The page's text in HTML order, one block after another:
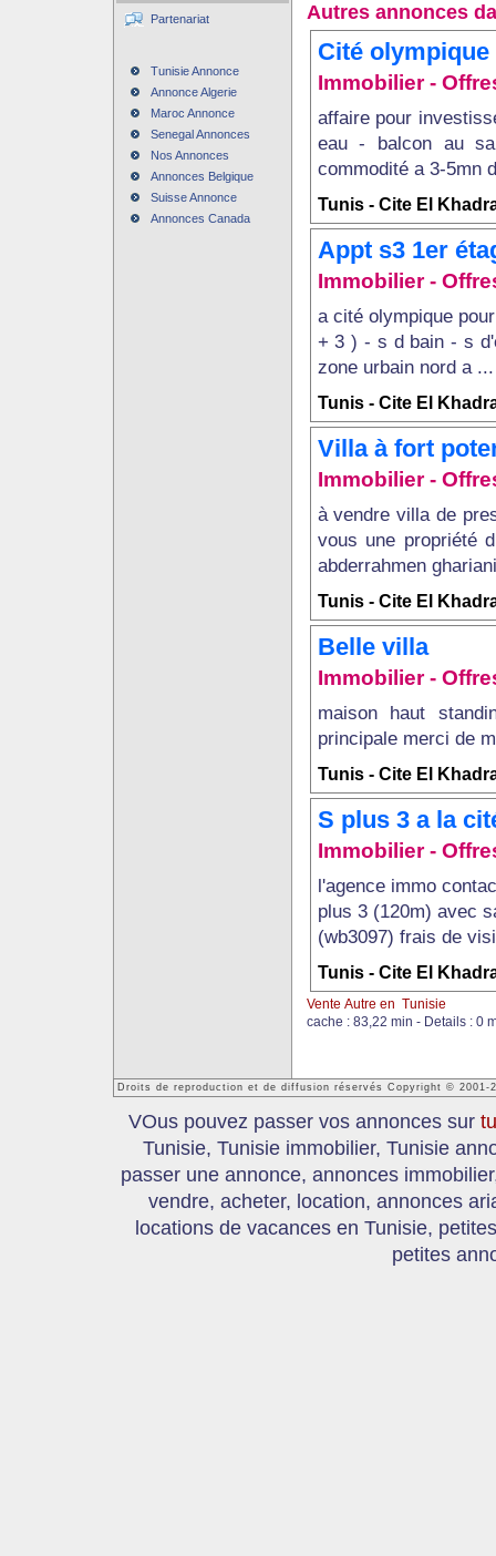
Partenariat
Tunisie Annonce
Annonce Algerie
Maroc Annonce
Senegal Annonces
Nos Annonces
Annonces Belgique
Suisse Annonce
Annonces Canada
Autres annonces
Cité olympique
Immobilier -
affaire pour
eau - balcon au
commodité a 3-5mn
Tunis - Cite El
Appt s3 1er
Immobilier -
a cité olympique
+ 3 ) - s d bain - s
zone urbain nord a ...
Tunis - Cite El
Villa à fort
Immobilier -
à vendre villa de
vous une propriété
abderrahmen
Tunis - Cite El
Belle villa
Immobilier -
maison haut
principale merci de
Tunis - Cite El
S plus 3 a la
Immobilier -
l'agence immo
plus 3 (120m) avec
(wb3097) frais de
Tunis - Cite El
Vente Autre en Tunisie
cache : 83,22 min - Details : 0
Droits de reproduction et de diffusion réservés Copyright © 2001-
VOus pouvez passer vos annonces sur
Tunisie, Tunisie immobilier, Tunisie
passer une annonce, annonces
vendre, acheter, location, annonces
locations de vacances en Tunisie,
petites